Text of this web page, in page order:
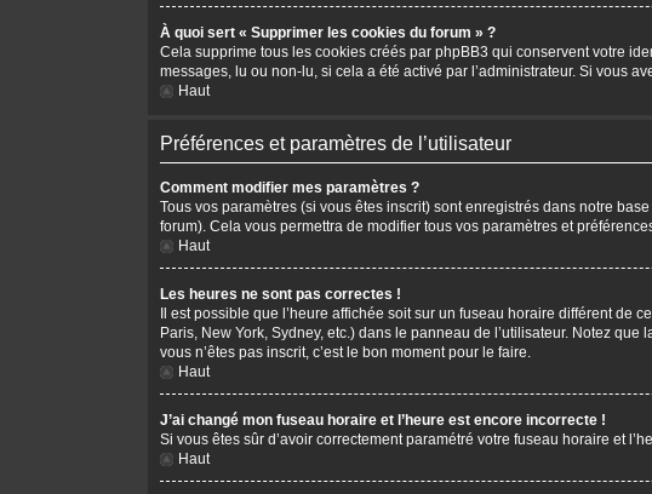
À quoi sert « Supprimer les cookies du forum » ?
Cela supprime tous les cookies créés par phpBB3 qui conservent votre
messages, lu ou non-lu, si cela a été activé par l’administrateur. Si vous
Haut
Préférences et paramètres de l’utilisateur
Comment modifier mes paramètres ?
Tous vos paramètres (si vous êtes inscrit) sont enregistrés dans notre
forum). Cela vous permettra de modifier tous vos paramètres et
Haut
Les heures ne sont pas correctes !
Il est possible que l’heure affichée soit sur un fuseau horaire différent
Paris, New York, Sydney, etc.) dans le panneau de l’utilisateur. Notez
vous n’êtes pas inscrit, c’est le bon moment pour le faire.
Haut
J’ai changé mon fuseau horaire et l’heure est encore incorrecte !
Si vous êtes sûr d’avoir correctement paramétré votre fuseau horaire et
Haut